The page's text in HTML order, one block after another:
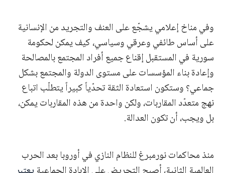
وفي مناخ إعلامي يشجّع على العنف والتجريد من الإنسانية
على أساس طائفي وعرقي وسياسي، كيف يمكن لحكومة
سورية في المستقبل إقناع جميع أفراد المجتمع بالمصالحة
وإعادة بناء المؤسسات على مستوى الدولة والمجتمع بشكل
جماعي؟ وستكون استعادة الثقة تحدّياً كبيراً يتطلّب اتباع
نهج متعدّد المقاربات، ولكن واحدة من هذه المقاربات يمكن،
بل ويجب، أن تكون العدالة.
منذ محاكمات نورمبرغ للنظام النازي في أوروبا بعد الحرب